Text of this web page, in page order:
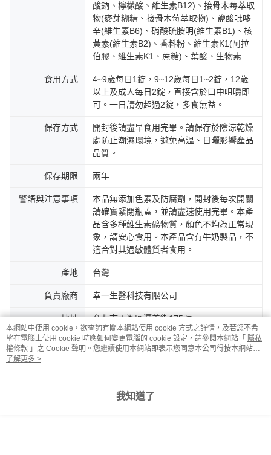
酸鈉、檸檬酸、維生素B12)、接骨木莓萃取
物(麥芽糊精、接骨木莓萃取物)、鹽酸吡哆
辛(維生素B6)、硝酸硫胺明(維生素B1)、核
黃素(維生素B2)、香料粉、維生素K1(阿拉
伯膠、維生素K1、蔗糖)、葉酸、生物素
食用方式
4~9歲每日1錠，9~12歲每日1~2錠，12歲
以上及成人每日2錠，直接含於口中咀嚼即
可。一日請勿超過2錠，多食無益。
保存方式
開封後請盡早食用完畢。請保存於陰涼乾燥
處防止潮濕環境，避免高溫、日曬影響產品
品質。
保存期限 兩年
警語與注意事項
本品無添加色素及防腐劑，開封後每次開關
請確實緊閉瓶蓋，並請盡速使用完畢。本產
品含多種維生素礦物質，顏色不均為正常現
象，請安心食用。本產品含有牛奶製品，不
適合對其過敏體質者食用。
產地 台灣
負責廠商 幸一生醫科技有限公司
地址 台北市內湖區潭美街175號
消費者服務專線 0800-221-627
本網站中使用 cookie，欲查詢有關本網站使用 cookie 方式之詳情，及若您不希
望在電腦上使用 cookie 時應如何變更電腦的 cookie 設定，請參閱本網站「 隱私
權條款 」之 Cookie 聲明。您繼續使用本網站即表示您同意本公司得按本網站使
用條款之 Cookie 聲明使用 cookie。
了解更多 >
我知道了